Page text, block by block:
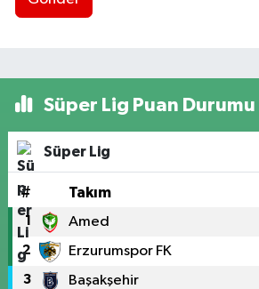
Süper Lig Puan Durumu
Süper Lig
# Takım
1 Amed
2 Erzurumspor FK
3 Başakşehir